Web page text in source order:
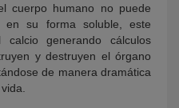
cuerpo humano no puede
su forma soluble, este
generando cálculos
y destruyen el órgano
de manera dramática